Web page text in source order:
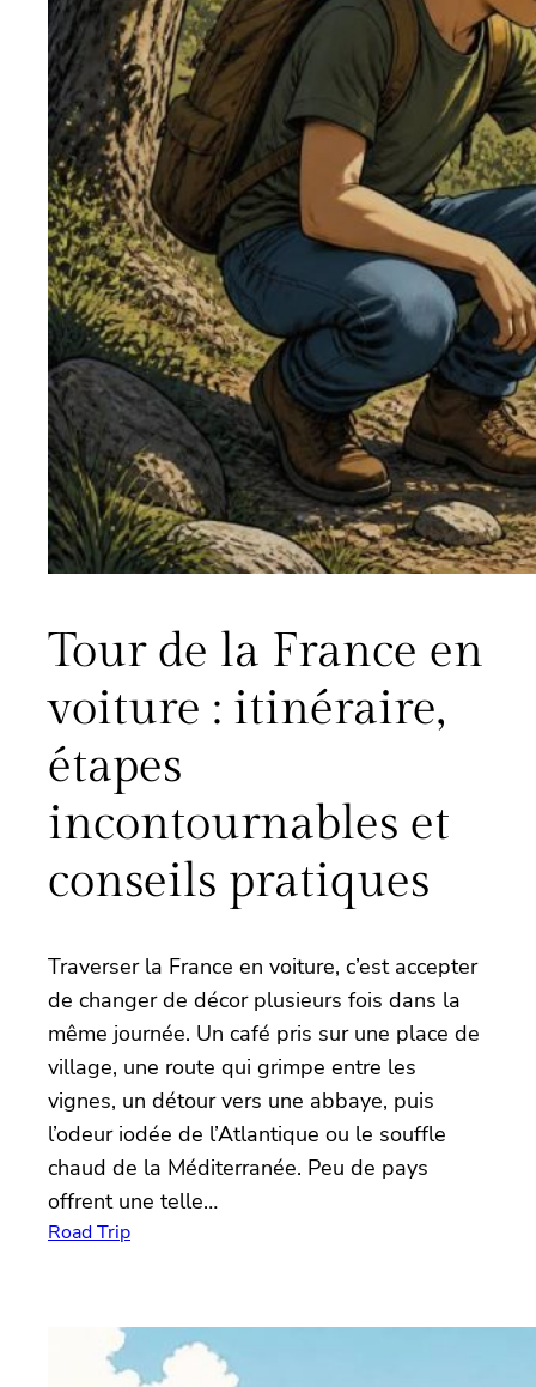
Tour de la France en
voiture : itinéraire,
étapes
incontournables et
conseils pratiques
Traverser la France en voiture, c’est accepter
de changer de décor plusieurs fois dans la
même journée. Un café pris sur une place de
village, une route qui grimpe entre les
vignes, un détour vers une abbaye, puis
l’odeur iodée de l’Atlantique ou le souffle
chaud de la Méditerranée. Peu de pays
offrent une telle…
Road Trip